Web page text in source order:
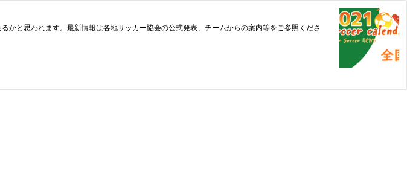
と思われます。最新情報は各地サッカー協会の公式発表、チームからの案内等をご参照くださ